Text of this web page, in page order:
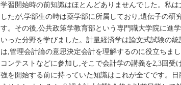
学習開始時の前知識はほとんどありませんでした。私
したが,学部生の時は薬学部に所属しており,遺伝子の
す。その後,公共政策学教育部という専門職大学院に進
いった分野を学びました。計量経済学は論文式試験の
は,管理会計論の意思決定会計を理解するのに役立ちま
コンテストなどに参加し,そこで会計学の講義を2,3回
強を開始する前に持っていた知識はこれが全てです。